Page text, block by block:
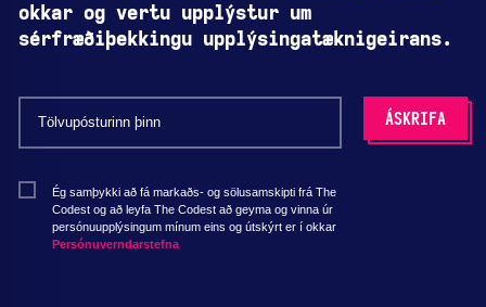
okkar og vertu upplýstur um
sérfræðiþekkingu upplýsingatæknigeirans.
Ég samþykki að fá markaðs- og sölusamskipti frá The
Codest og að leyfa The Codest að geyma og vinna úr
persónuupplýsingum mínum eins og útskýrt er í okkar
Persónuverndarstefna